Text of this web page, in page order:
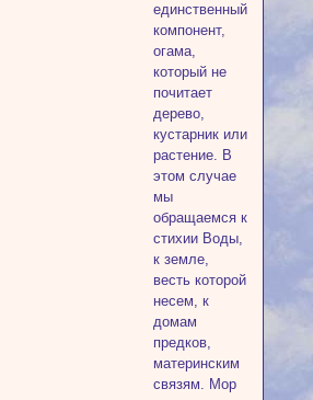
единственный
компонент,
огама,
который не
почитает
дерево,
кустарник или
растение. В
этом случае
мы
обращаемся к
стихии Воды,
к земле,
весть которой
несем, к
домам
предков,
материнским
связям. Мор